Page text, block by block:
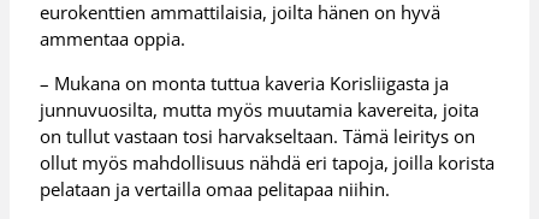
eurokenttien ammattilaisia, joilta hänen on hyvä
ammentaa oppia.
– Mukana on monta tuttua kaveria Korisliigasta ja
junnuvuosilta, mutta myös muutamia kavereita, joita
on tullut vastaan tosi harvakseltaan. Tämä leiritys on
ollut myös mahdollisuus nähdä eri tapoja, joilla korista
pelataan ja vertailla omaa pelitapaa niihin.